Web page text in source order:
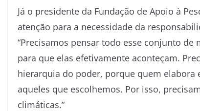
Já o presidente da Fundação de Apoio à
atenção para a necessidade da
“Precisamos pensar todo esse conjunto
para que elas efetivamente aconteçam.
hierarquia do poder, porque quem elabora
aqueles que escolhemos. Por isso,
climáticas.”